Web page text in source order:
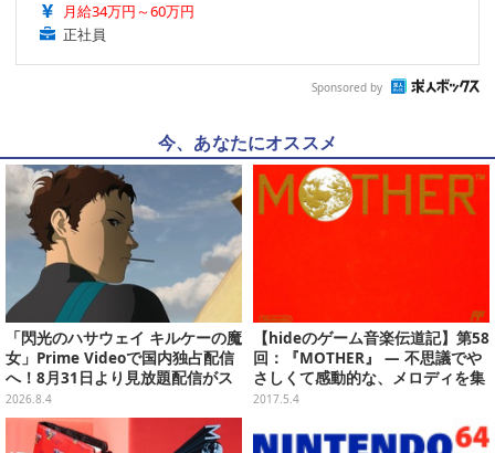
月給34万円～60万円
正社員
Sponsored by
今、あなたにオススメ
「閃光のハサウェイ キルケーの魔
女」Prime Videoで国内独占配信
へ！8月31日より見放題配信がス
タート
2026.8.4
【hideのゲーム音楽伝道記】第58
回：『MOTHER』 ― 不思議でや
さしくて感動的な、メロディを集
める冒険。
2017.5.4